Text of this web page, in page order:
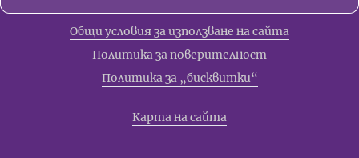
Общи условия за използване на сайта
Политика за поверителност
Политика за „бисквитки“
Карта на сайта